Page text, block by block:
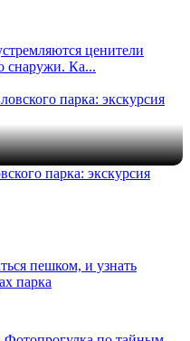
ценители
снаружи. Ка...
парка: экскурсия
пешком, и узнать
парка